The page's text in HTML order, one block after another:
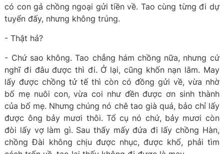
có con gả chồng ngoại gửi tiền về. Tao cùng từng đi dự
tuyển đấy, nhưng không trúng.
- Thật hả?
- Chứ sao không. Tao chẳng hám chồng nữa, nhưng cứ
nghĩ đi đâu được thì đi. Ở lại, cũng khốn nạn lắm. May
lấy được chồng tử tế thì còn có đồng gửi về, vừa nhờ
bố mẹ nuôi con, vừa coi như đền được ơn sinh thành
của bố mẹ. Nhưng chúng nó chê tao già quá, bảo chỉ lấy
được ông bảy mươi thôi. Tổ cụ nó chứ, bảy mươi còn
đòi lấy vợ làm gì. Sau thấy mấy đứa đi lấy chồng Hàn,
chồng Đài không chịu được nhục, được khổ, phải tìm